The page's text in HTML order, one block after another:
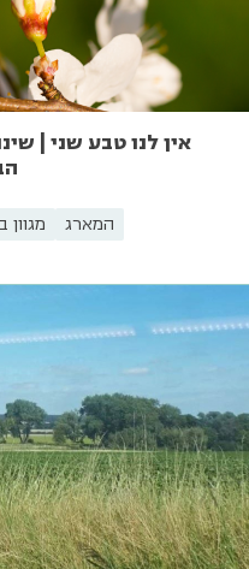
אין לנו טבע שני |
המארג מגוון